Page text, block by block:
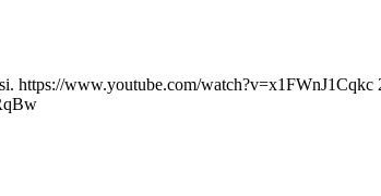
https://www.youtube.com/watch?v=x1FWnJ1Cqkc